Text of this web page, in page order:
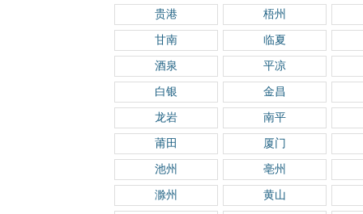
贵港 梧州
甘南 临夏
酒泉 平凉
白银 金昌
龙岩 南平
莆田 厦门
池州 亳州
滁州 黄山